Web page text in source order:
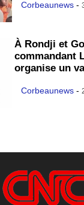
Corbeaunews -
À Rondji et
commandant
organise un
Corbeaunews -